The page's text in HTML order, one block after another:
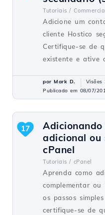
Tutoriais / Commercial
Adicione um
cliente Hostico
Certifique-se de
existente e ative
por Mark D. Visões
Publicado em 08/07/
adicional ou
cPanel
Tutoriais / cPanel
Aprenda como
complementar ou
os passos
certifique-se de
17